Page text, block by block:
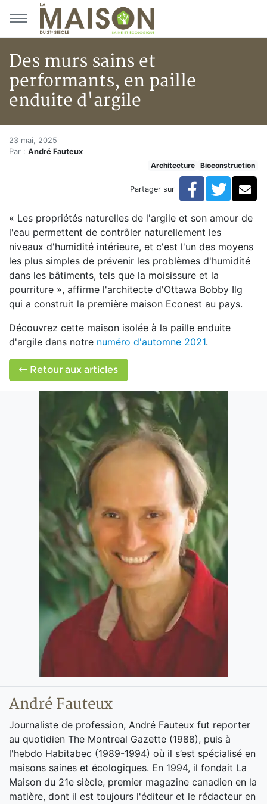
Aller au menu principal
Aller au contenu principal
Des murs sains et
performants, en paille
enduite d'argile
Accueil
Articles
Des murs sains et performants, en paille enduite
Des murs sains et
23 mai, 2025
Par : André Fauteux
Architecture
Bioconstruction
Partager sur Facebook
« Les propriétés naturelles de l'argile et son amour de
l'eau permettent de contrôler naturellement les
niveaux d'humidité intérieure, et c'est l'un des moyens
les plus simples de prévenir les problèmes d'humidité
dans les bâtiments, tels que la moisissure et la
pourriture », affirme l'architecte d'Ottawa Bobby Ilg
qui a construit la première maison Econest au pays.
Découvrez cette maison isolée à la paille enduite
d'argile dans notre numéro d'automne 2021.
Retour aux articles
André Fauteux
Journaliste de profession, André Fauteux fut reporter
au quotidien The Montreal Gazette (1988), puis à
l'hebdo Habitabec (1989-1994) où il s’est spécialisé en
maisons saines et écologiques. En 1994, il fondait La
Maison du 21e siècle, premier magazine canadien en la
matière, dont il est toujours l'éditeur et le rédacteur en